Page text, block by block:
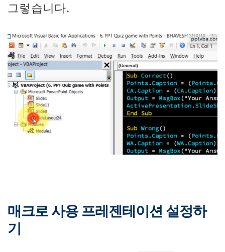
그렇습니다.
매크로 사용 프레젠테이션 설정하
기